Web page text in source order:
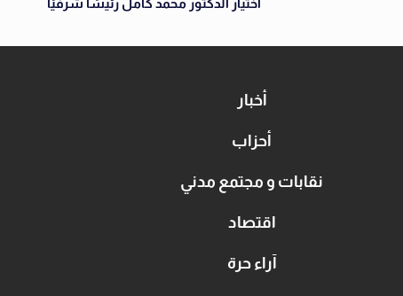
اختيار الدكتور محمد كامل رئيسًا شرفيًا
أخبار
أحزاب
نقابات و مجتمع مدني
اقتصاد
آراء حرة